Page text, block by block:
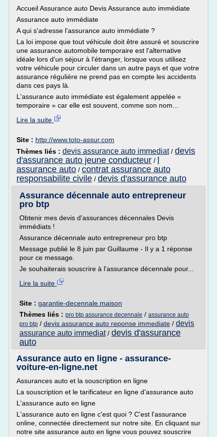
Accueil Assurance auto Devis Assurance auto immédiate
Assurance auto immédiate
A qui s'adresse l'assurance auto immédiate ?
La loi impose que tout véhicule doit être assuré et souscrire
une assurance automobile temporaire est l'alternative
idéale lors d'un séjour à l'étranger, lorsque vous utilisez
votre véhicule pour circuler dans un autre pays et que votre
assurance régulière ne prend pas en compte les accidents
dans ces pays là.
L'assurance auto immédiate est également appelée «
temporaire » car elle est souvent, comme son nom...
Lire la suite
Site : http://www.toto-assur.com
Thèmes liés : devis assurance auto immediat/ devis
d'assurance auto jeune conducteur /
assurance auto / contrat assurance auto
responsabilite civile / devis d'assurance auto
Assurance décennale auto entrepreneur
pro btp
Obtenir mes devis d'assurances décennales Devis
immédiats !
Assurance décennale auto entrepreneur pro btp
Message publié le 8 juin par Guillaume - Il y a 1 réponse
pour ce message.
Je souhaiterais souscrire à l'assurance décennale pour...
Lire la suite
Site : garantie-decennale.maison
Thèmes liés : pro btp assurance decennale / assurance auto
pro btp / devis assurance auto reponse immediate / devis
assurance auto immediat/ devis d'assurance
auto
Assurance auto en ligne - assurance-
voiture-en-ligne.net
Assurances auto et la souscription en ligne
La souscription et le tarificateur en ligne d'assurance auto
L'assurance auto en ligne
L'assurance auto en ligne c'est quoi ? C'est l'assurance
online, connectée directement sur notre site. En cliquant sur
notre site assurance auto en ligne vous pouvez souscrire